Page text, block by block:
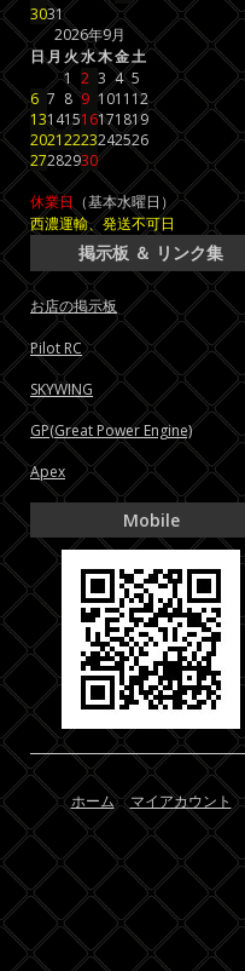
3031
2026年9月
日月 火水木金土
1 2 3 4 5
6 7 8 9 1011 12
13141516171819
20212223242526
27282930
休業日 （基本水曜日）
西濃運輸、発送不可日
掲示板 ＆ リンク集
お店の掲示板
Pilot RC
SKYWING
GP(Great Power Engine)
Apex
Mobile
ホーム マイアカウント